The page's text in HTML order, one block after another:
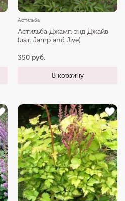
Астильба
Астильба Джамп энд Джайв
(лат. Jamp and Jive)
350 руб.
В корзину